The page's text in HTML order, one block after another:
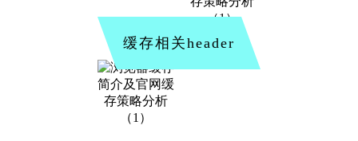
缓存相关header